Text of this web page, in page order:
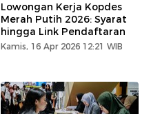
Lowongan Kerja Kopdes
Merah Putih 2026: Syarat
hingga Link Pendaftaran
Kamis, 16 Apr 2026 12:21 WIB